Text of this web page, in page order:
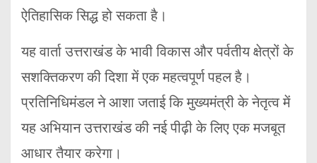
ऐतिहासिक सिद्ध हो सकता है।
यह वार्ता उत्तराखंड के भावी विकास और पर्वतीय क्षेत्रों के
सशक्तिकरण की दिशा में एक महत्वपूर्ण पहल है।
प्रतिनिधिमंडल ने आशा जताई कि मुख्यमंत्री के नेतृत्व में
यह अभियान उत्तराखंड की नई पीढ़ी के लिए एक मजबूत
आधार तैयार करेगा।